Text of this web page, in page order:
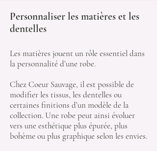
Personnaliser les matières et les
dentelles
Les matières jouent un rôle essentiel dans
la personnalité d’une robe.
Chez Coeur Sauvage, il est possible de
modifier les tissus, les dentelles ou
certaines finitions d’un modèle de la
collection. Une robe peut ainsi évoluer
vers une esthétique plus épurée, plus
bohème ou plus graphique selon les envies.